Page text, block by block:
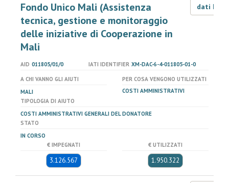
Fondo Unico Mali (Assistenza
tecnica, gestione e monitoraggio
delle iniziative di Cooperazione in
Mali
dati LOD
AID 011805/01/0 IATI IDENTIFIER XM-DAC-6-4-011805-01-0
A CHI VANNO GLI AIUTI
MALI
PER COSA VENGONO UTILIZZATI
COSTI AMMINISTRATIVI
TIPOLOGIA DI AIUTO
COSTI AMMINISTRATIVI GENERALI DEL DONATORE
STATO
IN CORSO
€ IMPEGNATI
3.126.567
€ UTILIZZATI
1.950.322